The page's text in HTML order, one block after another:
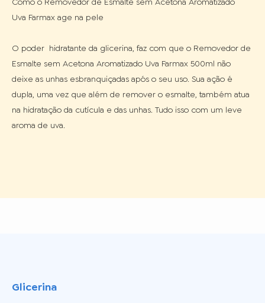
Uva Farmax age na pele
O poder  hidratante da glicerina, faz com que o Removedor de
Esmalte sem Acetona Aromatizado Uva Farmax 500ml não
deixe as unhas esbranquiçadas após o seu uso. Sua ação é
dupla, uma vez que além de remover o esmalte, também atua
na hidratação da cutícula e das unhas. Tudo isso com um leve
aroma de uva.
Glicerina